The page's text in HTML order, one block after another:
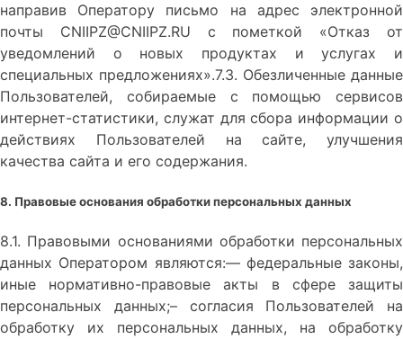
направив Оператору письмо на адрес электронной
почты CNIIPZ@CNIIPZ.RU с пометкой «Отказ от
уведомлений о новых продуктах и услугах и
специальных предложениях».7.3. Обезличенные данные
Пользователей, собираемые с помощью сервисов
интернет-статистики, служат для сбора информации о
действиях Пользователей на сайте, улучшения
качества сайта и его содержания.
8. Правовые основания обработки персональных данных
8.1. Правовыми основаниями обработки персональных
данных Оператором являются:–– федеральные законы,
иные нормативно-правовые акты в сфере защиты
персональных данных;– согласия Пользователей на
обработку их персональных данных, на обработку